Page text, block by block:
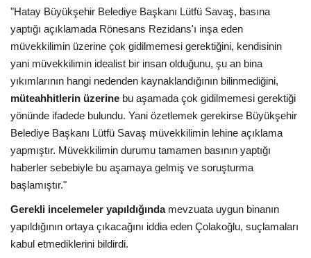
"Hatay Büyükşehir Belediye Başkanı Lütfü Savaş, basına
yaptığı açıklamada Rönesans Rezidans'ı inşa eden
müvekkilimin üzerine çok gidilmemesi gerektiğini, kendisinin
yani müvekkilimin idealist bir insan olduğunu, şu an bina
yıkımlarının hangi nedenden kaynaklandığının bilinmediğini,
müteahhitlerin üzerine bu aşamada çok gidilmemesi gerektiği
yönünde ifadede bulundu. Yani özetlemek gerekirse Büyükşehir
Belediye Başkanı Lütfü Savaş müvekkilimin lehine açıklama
yapmıştır. Müvekkilimin durumu tamamen basının yaptığı
haberler sebebiyle bu aşamaya gelmiş ve soruşturma
başlamıştır."
Gerekli incelemeler yapıldığında mevzuata uygun binanın
yapıldığının ortaya çıkacağını iddia eden Çolakoğlu, suçlamaları
kabul etmediklerini bildirdi.